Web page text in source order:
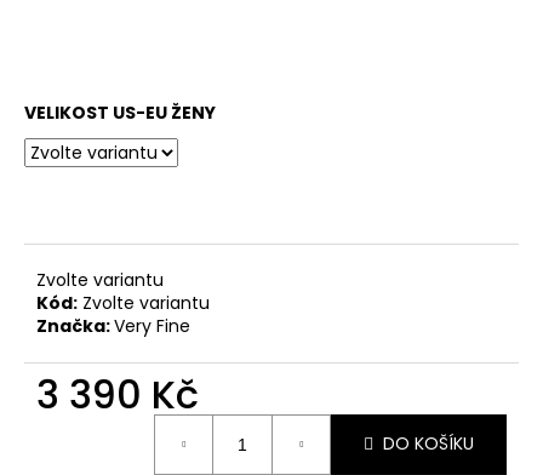
VELIKOST US-EU ŽENY
Zvolte variantu
Kód: Zvolte variantu
Značka:Very Fine
3 390 Kč
DO KOŠÍKU
j
e
m
BOTY
PLNOU
PD
121,
ČERNÁ